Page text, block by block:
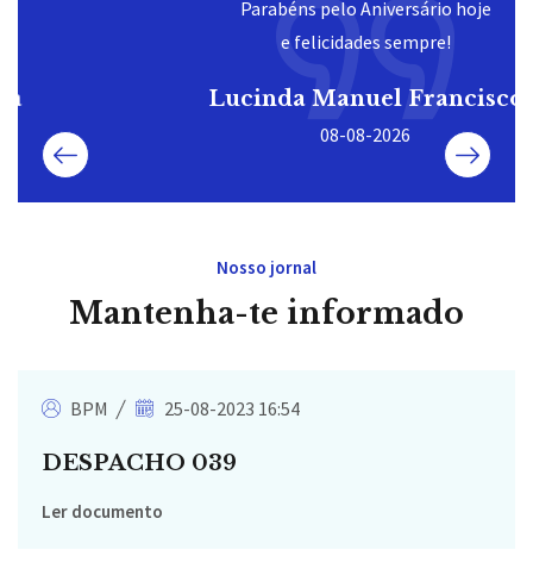
Parabéns pelo Aniversário hoje
e felicidades sempre!
Lucinda Manuel Francisco
Nosso jornal
Mantenha-te informado
BPM 25-08-2023 16:54
DESPACHO 039
Ler documento